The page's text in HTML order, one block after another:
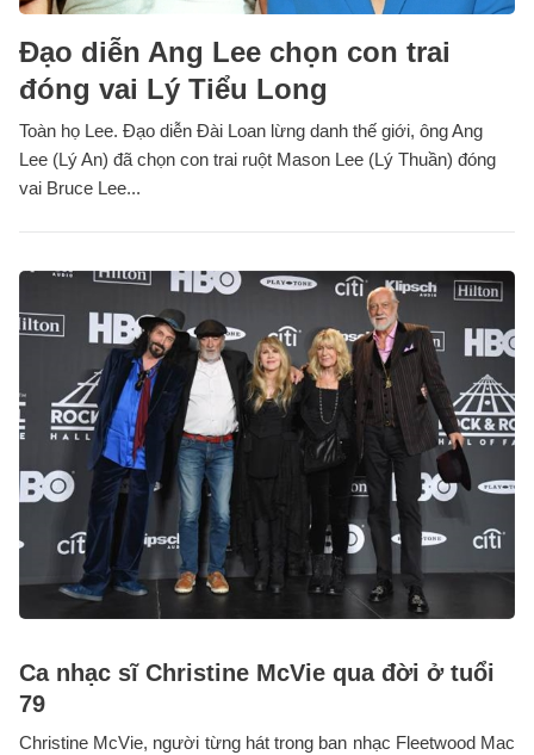
Đạo diễn Ang Lee chọn con trai
đóng vai Lý Tiểu Long
Toàn họ Lee. Đạo diễn Đài Loan lừng danh thế giới, ông Ang
Lee (Lý An) đã chọn con trai ruột Mason Lee (Lý Thuần) đóng
vai Bruce Lee...
Ca nhạc sĩ Christine McVie qua đời ở tuổi
79
Christine McVie, người từng hát trong ban nhạc Fleetwood Mac